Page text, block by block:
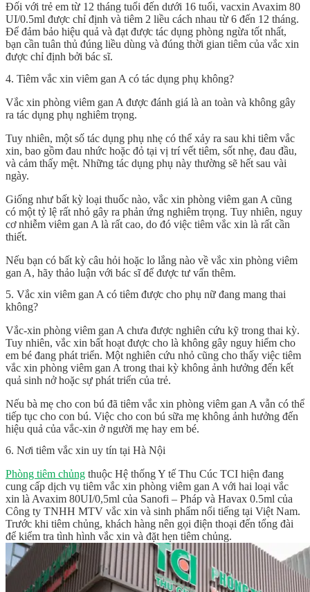
Đối với trẻ em từ 12 tháng tuổi đến dưới 16 tuổi, vacxin Avaxim 80
UI/0.5ml được chỉ định và tiêm 2 liều cách nhau từ 6 đến 12 tháng.
Để đảm bảo hiệu quả và đạt được tác dụng phòng ngừa tốt nhất,
bạn cần tuân thủ đúng liều dùng và đúng thời gian tiêm của vắc xin
được chỉ định bởi bác sĩ.
4. Tiêm vắc xin viêm gan A có tác dụng phụ không?
Vắc xin phòng viêm gan A được đánh giá là an toàn và không gây
ra tác dụng phụ nghiêm trọng.
Tuy nhiên, một số tác dụng phụ nhẹ có thể xảy ra sau khi tiêm vắc
xin, bao gồm đau nhức hoặc đỏ tại vị trí vết tiêm, sốt nhẹ, đau đầu,
và cảm thấy mệt. Những tác dụng phụ này thường sẽ hết sau vài
ngày.
Giống như bất kỳ loại thuốc nào, vắc xin phòng viêm gan A cũng
có một tỷ lệ rất nhỏ gây ra phản ứng nghiêm trọng. Tuy nhiên, nguy
cơ nhiễm viêm gan A là rất cao, do đó việc tiêm vắc xin là rất cần
thiết.
Nếu bạn có bất kỳ câu hỏi hoặc lo lắng nào về vắc xin phòng viêm
gan A, hãy thảo luận với bác sĩ để được tư vấn thêm.
5. Vắc xin viêm gan A có tiêm được cho phụ nữ đang mang thai
không?
Vắc-xin phòng viêm gan A chưa được nghiên cứu kỹ trong thai kỳ.
Tuy nhiên, vắc xin bất hoạt được cho là không gây nguy hiểm cho
em bé đang phát triển. Một nghiên cứu nhỏ cũng cho thấy việc tiêm
vắc xin phòng viêm gan A trong thai kỳ không ảnh hưởng đến kết
quả sinh nở hoặc sự phát triển của trẻ.
Nếu bà mẹ cho con bú đã tiêm vắc xin phòng viêm gan A vẫn có thể
tiếp tục cho con bú. Việc cho con bú sữa mẹ không ảnh hưởng đến
hiệu quả của vắc-xin ở người mẹ hay em bé.
6. Nơi tiêm vắc xin uy tín tại Hà Nội
Phòng tiêm chủng thuộc Hệ thống Y tế Thu Cúc TCI hiện đang
cung cấp dịch vụ tiêm vắc xin phòng viêm gan A với hai loại vắc
xin là Avaxim 80UI/0,5ml của Sanofi – Pháp và Havax 0.5ml của
Công ty TNHH MTV vắc xin và sinh phẩm nổi tiếng tại Việt Nam.
Trước khi tiêm chủng, khách hàng nên gọi điện thoại đến tổng đài
để kiểm tra tình hình vắc xin và đặt hẹn tiêm chủng.